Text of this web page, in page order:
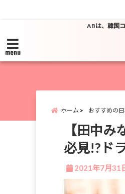
ABは、韓国
menu
ホーム おすすめの
【田中
必見!?ド
2021年7月31